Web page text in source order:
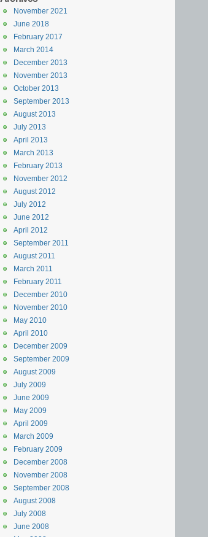
November 2021
June 2018
February 2017
March 2014
December 2013
November 2013
October 2013
September 2013
August 2013
July 2013
April 2013
March 2013
February 2013
November 2012
August 2012
July 2012
June 2012
April 2012
September 2011
August 2011
March 2011
February 2011
December 2010
November 2010
May 2010
April 2010
December 2009
September 2009
August 2009
July 2009
June 2009
May 2009
April 2009
March 2009
February 2009
December 2008
November 2008
September 2008
August 2008
July 2008
June 2008